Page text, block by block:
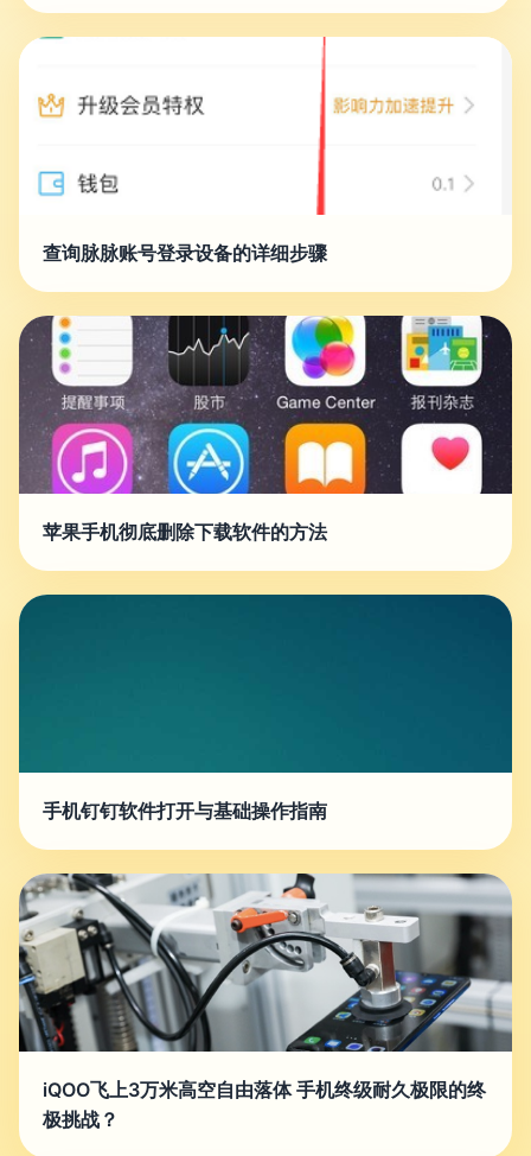
查询脉脉账号登录设备的详细步骤
苹果手机彻底删除下载软件的方法
手机钉钉软件打开与基础操作指南
iQOO飞上3万米高空自由落体 手机终级耐久极限的终
极挑战？